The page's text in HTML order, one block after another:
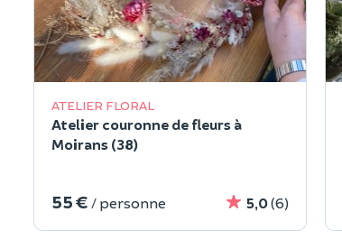
ATELIER FLORAL
Atelier couronne de fleurs à
Moirans (38)
55 € / personne 5,0(6)